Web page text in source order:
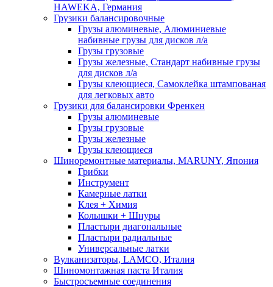
HAWEKA, Германия
Грузики балансировочные
Грузы алюминевые, Алюминиевые
набивные грузы для дисков л/а
Грузы грузовые
Грузы железные, Cтандарт набивные грузы
для дисков л/а
Грузы клеющиеся, Самоклейка штампованая
для легковых авто
Грузики для балансировки Френкен
Грузы алюминевые
Грузы грузовые
Грузы железные
Грузы клеющиеся
Шиноремонтные материалы, MARUNY, Япония
Грибки
Инструмент
Камерные латки
Клея + Химия
Колышки + Шнуры
Пластыри диагональные
Пластыри радиальные
Универсальные латки
Вулканизаторы, LAMCO, Италия
Шиномонтажная паста Италия
Быстросъемные соединения